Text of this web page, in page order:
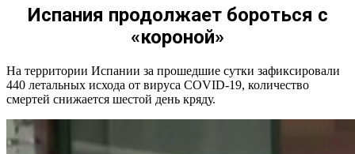
Испания продолжает бороться с
«короной»
На территории Испании за прошедшие сутки зафиксировали
440 летальных исхода от вируса COVID-19, количество
смертей снижается шестой день кряду.